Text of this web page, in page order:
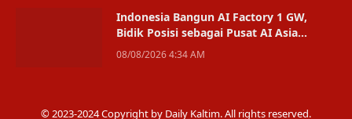
Indonesia Bangun AI Factory 1 GW,
Bidik Posisi sebagai Pusat AI Asia
Tenggara
08/08/2026 4:34 AM
© 2023-2024 Copyright by Daily Kaltim. All rights reserved.